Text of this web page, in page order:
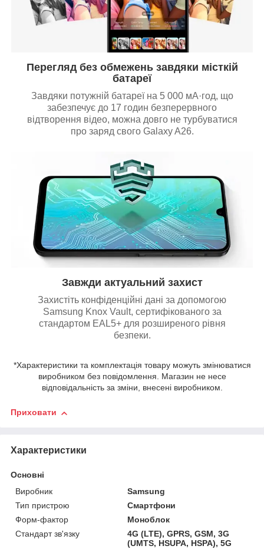
Перегляд без обмежень завдяки місткій
батареї
Завдяки потужній батареї на 5 000 мА·год, що
забезпечує до 17 годин безперервного
відтворення відео, можна довго не турбуватися
про заряд свого Galaxy A26.
Завжди актуальний захист
Захистіть конфіденційні дані за допомогою
Samsung Knox Vault, сертифікованого за
стандартом EAL5+ для розширеного рівня
безпеки.
*Характеристики та комплектація товару можуть змінюватися
виробником без повідомлення. Магазин не несе
відповідальність за зміни, внесені виробником.
Приховати
Характеристики
Основні
Виробник
Samsung
Тип пристрою
Смартфони
Форм-фактор
Моноблок
Стандарт зв'язку
4G (LTE), GPRS, GSM, 3G
(UMTS, HSUPA, HSPA), 5G